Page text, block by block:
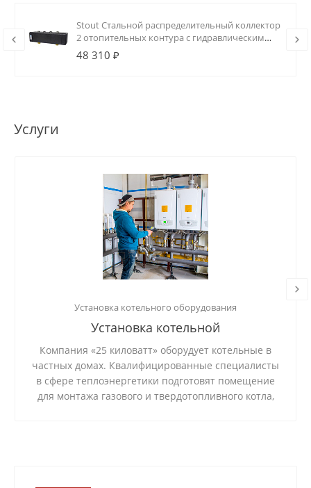
Stout Стальной распределительный коллектор
2 отопительных контура с гидравлическим
разделителем DN20
48 310 ₽
Услуги
Установка котельного оборудования
Установка котельной
Компания «25 киловатт» оборудует котельные в
частных домах. Квалифицированные специалисты
в сфере теплоэнергетики подготовят помещение
для монтажа газового и твердотопливного котла,